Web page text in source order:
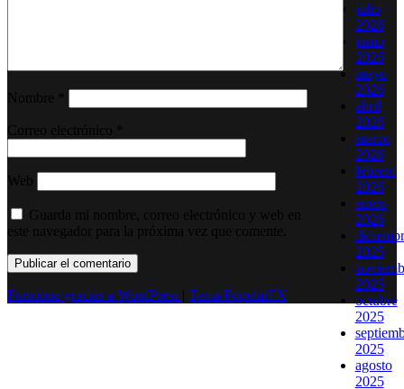
julio
2026
junio
2026
mayo
2026
abril
2026
marzo
2026
febrero
2026
enero
2026
2025
2025
octubre
2025
2025
agosto
2025
Funciona gracias a WordPress Tema PopularFX